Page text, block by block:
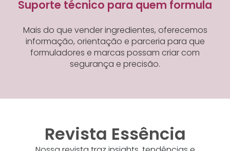
Suporte técnico para quem formula
Mais do que vender ingredientes, oferecemos
informação, orientação e parceria para que
formuladores e marcas possam criar com
segurança e precisão.
Revista Essência